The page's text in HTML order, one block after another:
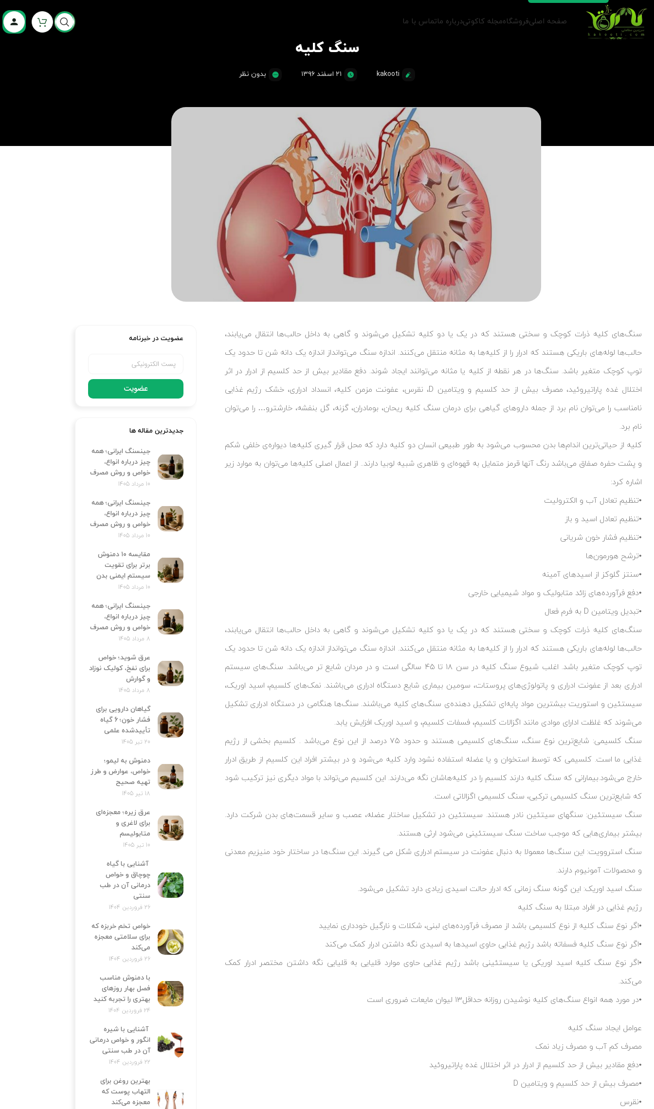
صفحه اصلیفروشگاهمجله کاکوتیدرباره ماتماس با ما
سنگ کلیه
kakooti ۲۱ اسفند ۱۳۹۶ بدون نظر
سنگ‌های کلیه ذرات کوچک و سختی هستند که در یک یا دو کلیه تشکیل می‌شوند و گاهی به داخل حالب‌ها انتقال می‌یابند،
حالب‌ها لوله‌های باریکی هستند که ادرار را از کلیه‌ها به مثانه منتقل می‌کنند. اندازه سنگ می‌توانداز اندازه یک دانه شن تا حدود یک
توپ کوچک متغیر باشد. سنگ‌ها در هر نقطه از کلیه یا مثانه می‌توانند ایجاد شوند. دفع مقادیر بیش از حد کلسیم از ادرار در اثر
اختلال غده پاراتیروئید، مصرف بیش از حد کلسیم و ویتامین D، نقرس، عفونت مزمن کلیه، انسداد ادراری، خشک رژیم غذایی
نامناسب را می‌توان نام برد از جمله داروهای گیاهی برای درمان سنگ کلیه ریحان، بومادران، گزنه، گل بنفشه، خارشترو… را می‌توان
نام برد.
کلیه از حیاتی‌ترین اندام‌ها بدن محسوب می‌شود به طور طبیعی انسان دو کلیه دارد که محل قرار گیری کلیه‌ها دیواره‌ی خلفی شکم
و پشت حفره صفاق می‌باشد رنگ آنها قرمز متمایل به قهوه‌ای و ظاهری شبیه لوبیا دارند.. از اعمال اصلی کلیه‌ها می‌توان به موارد زیر
اشاره کرد:
•تنظیم تعادل آب و الکترولیت
•تنظیم تعادل اسید و باز
•تنظیم فشار خون شریانی
•ترشح هورمون‌ها
•سنتز گلوکز از اسیدهای آمینه
•دفع فرآورده‌های زائد متابولیک و مواد شیمیایی خارجی
•تبدیل ویتامین D به فرم فعال
سنگ‌های کلیه ذرات کوچک و سختی هستند که در یک یا دو کلیه تشکیل می‌شوند و گاهی به داخل حالب‌ها انتقال می‌یابند،
حالب‌ها لوله‌های باریکی هستند که ادرار را از کلیه‌ها به مثانه منتقل می‌کنند. اندازه سنگ می‌توانداز اندازه یک دانه شن تا حدود یک
توپ کوچک متغیر باشد. اغلب شیوع سنگ کلیه در سن ۱۸ تا ۴۵ سالگی است و در مردان شایع تر می‌باشد. سنگ‌های سیستم
ادراری بعد از عفونت ادراری و پاتولوژی‌‍‌های پروستات، سومین بیماری شایع دستگاه ادراری می‌باشند. نمک‌های کلسیم، اسید اوریک،
سیستئین و استوریت بیشترین مواد پایه‌ای تشکیل دهنده‌ی سنگ‌های کلیه می‌باشند. سنگ‌ها هنگامی در دستگاه ادراری تشکیل
می‌شوند که غلظت ادارای موادی مانند اگزالات کلسیم، فسفات کلسیم، و اسید اوریک افزایش یابد.
سنگ کلسیمی: شایع‌ترین نوع سنگ، سنگ‌های کلسیمی هستند و حدود ۷۵ درصد از این نوع می‌باشد . کلسیم بخشی از رژیم
غذایی ما است. کلسیمی که توسط استخوان و یا عضله استفاده نشود وارد کلیه می‌شود و در بیشتر افراد این کلسیم از طریق ادرار
خارج می‌شود.بیمارانی که سنگ کلیه دارند کلسیم را در کلیه‌هاشان نگه می‌دارند. این کلسیم می‌تواند با مواد دیگری نیز ترکیب شود
که شایع‌ترین سنگ کلسیمی ترکیی، سنگ کلسیمی اگزالاتی است.
سنگ سیستئین: سنگهای سیتئین نادر هستند. سیستئین در تشکیل ساختار عضله، عصب و سایر قسمت‌های بدن شرکت دارد.
بیشتر بیماری‌هایی که موجب ساخت سنگ سیستئینی می‌شود ارثی هستند.
سنگ استروویت: این سنگ‌ها معمولا به دنبال عفونت در سیستم ادراری شکل می گیرند. این سنگ‌ها در ساختار خود منیزیم معدنی
و محصولات آمونیوم دارند.
سنگ اسید اوریک: این گونه سنگ زمانی که ادرار حالت اسیدی زیادی دارد تشکیل می‌شود.
رژیم غذایی در افراد مبتلا به سنگ کلیه
•اگر نوع سنگ کلیه از نوع کلسیمی باشد از مصرف فرآورده‌های لبنی، شکلات و نارگیل خودداری نمایید
•اگر نوع سنگ کلیه فسفاته باشد رژیم غذایی حاوی اسیدها به اسیدی نگه داشتن ادرار کمک می‌کند
•اگر نوع سنگ کلیه اسید اوریکی یا سیستئینی باشد رژیم غذایی حاوی موارد قلیایی به قلیایی نگه داشتن مختصر ادرار کمک
می‌کند.
•در مورد همه انواع سنگ‌های کلیه نوشیدن روزانه حداقل۱۳ لیوان مایعات ضروری است
عوامل ایجاد سنگ کلیه
مصرف کم آب و مصرف زیاد نمک
•دفع مقادیر بیش از حد کلسیم از ادرار در اثر اختلال غده پاراتیروئید
•مصرف بیش از حد کلسیم و ویتامین D
•نقرس
عضویت در خبرنامه
عضویت
جدیدترین مقاله ها
جینسنگ ایرانی؛ همه
چیز درباره انواع،
خواص و روش مصرف
10 مرداد 1405
جینسنگ ایرانی؛ همه
چیز درباره انواع،
خواص و روش مصرف
10 مرداد 1405
مقایسه ۱۰ دمنوش
برتر برای تقویت
سیستم ایمنی بدن
10 مرداد 1405
جینسنگ ایرانی؛ همه
چیز درباره انواع،
خواص و روش مصرف
8 مرداد 1405
عرق شوید؛ خواص
برای نفخ، کولیک نوزاد
و گوارش
8 مرداد 1405
گیاهان دارویی برای
فشار خون؛ 6 گیاه
تأییدشده علمی
20 تیر 1405
دمنوش به لیمو؛
خواص، عوارض و طرز
تهیه صحیح
18 تیر 1405
عرق زیره؛ معجزه‌ای
برای لاغری و
متابولیسم
10 تیر 1405
آشنایی با گیاه
چوچاق و خواص
درمانی آن در طب
سنتی
26 فروردین 1404
خواص تخم خربزه که
برای سلامتی معجزه
می‌کند
26 فروردین 1404
با دمنوش مناسب
فصل بهار روزهای
بهتری را تجربه کنید
24 فروردین 1404
آشنایی با شیره
انگور و خواص درمانی
آن در طب سنتی
22 فروردین 1404
بهترین روغن برای
التهاب پوست که
معجزه می‌کند